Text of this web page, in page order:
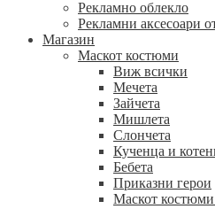
Рекламно облекло
Рекламни аксесоари
Магазин
Маскот костюми
Виж всички
Мечета
Зайчета
Мишлета
Слончета
Кученца и
Бебета
Приказни герои
Маскот